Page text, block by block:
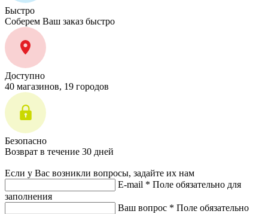
Быстро
Соберем Ваш заказ быстро
Доступно
40 магазинов, 19 городов
Безопасно
Возврат в течение 30 дней
Если у Вас возникли вопросы, задайте их нам
E-mail * Поле обязательно для
заполнения
Ваш вопрос * Поле обязательно